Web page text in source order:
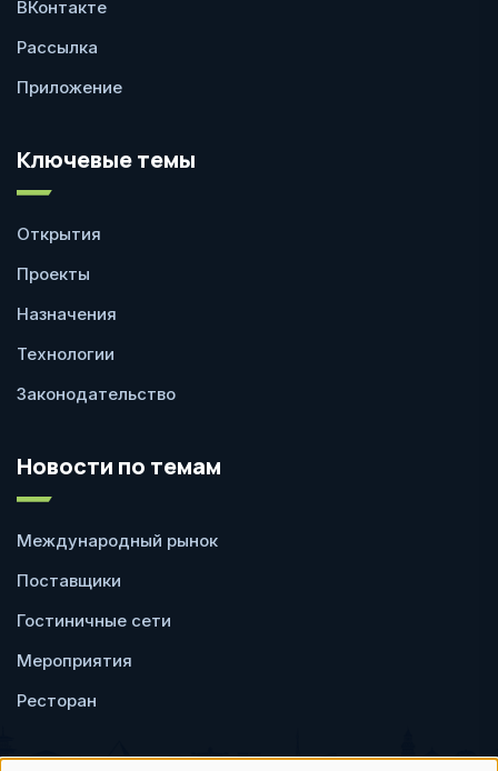
ВКонтакте
Рассылка
Приложение
Ключевые темы
Открытия
Проекты
Назначения
Технологии
Законодательство
Новости по темам
Международный рынок
Поставщики
Гостиничные сети
Мероприятия
Ресторан